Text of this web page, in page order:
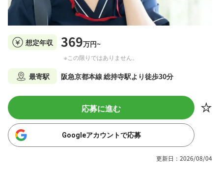
想定年収 369万円~
※この限りではありません。
最寄駅 阪急京都本線 総持寺駅より徒歩30分
応募に進む
Googleアカウントで応募
更新日：2026/08/04